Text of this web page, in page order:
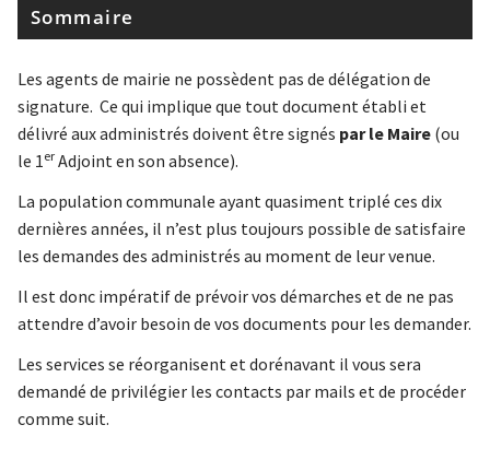
Sommaire
Les agents de mairie ne possèdent pas de délégation de
signature. Ce qui implique que tout document établi et
délivré aux administrés doivent être signés par le Maire (ou
le 1er Adjoint en son absence).
La population communale ayant quasiment triplé ces dix
dernières années, il n’est plus toujours possible de satisfaire
les demandes des administrés au moment de leur venue.
Il est donc impératif de prévoir vos démarches et de ne pas
attendre d’avoir besoin de vos documents pour les demander.
Les services se réorganisent et dorénavant il vous sera
demandé de privilégier les contacts par mails et de procéder
comme suit.